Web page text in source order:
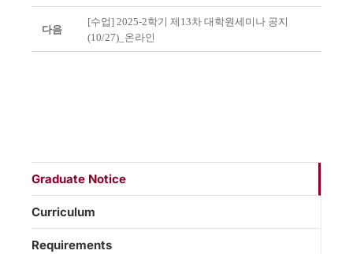
다음
[수업] 2025-2학기 제13차 대학원세미나 공지
(10/27)_온라인
Graduate Notice
Curriculum
Requirements